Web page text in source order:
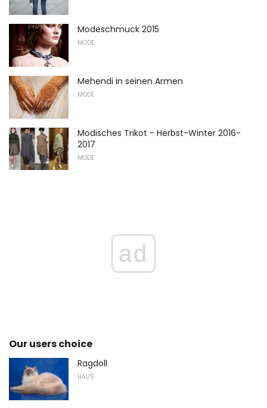
Modeschmuck 2015
MODE
Mehendi in seinen Armen
MODE
Modisches Trikot - Herbst-Winter 2016-
2017
MODE
ad
Our users choice
Ragdoll
HAUS